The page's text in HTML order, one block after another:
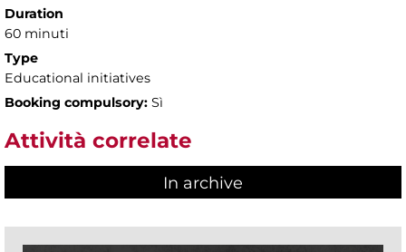
Duration
60 minuti
Type
Educational initiatives
Booking compulsory: Sì
Attività correlate
In archive